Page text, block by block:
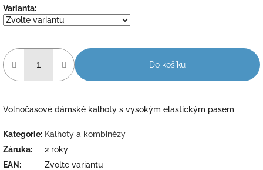
Varianta:
Do košíku
Volnočasové dámské kalhoty s vysokým elastickým pasem
Kategorie: Kalhoty a kombinézy
Záruka:
2 roky
EAN :
Zvolte variantu